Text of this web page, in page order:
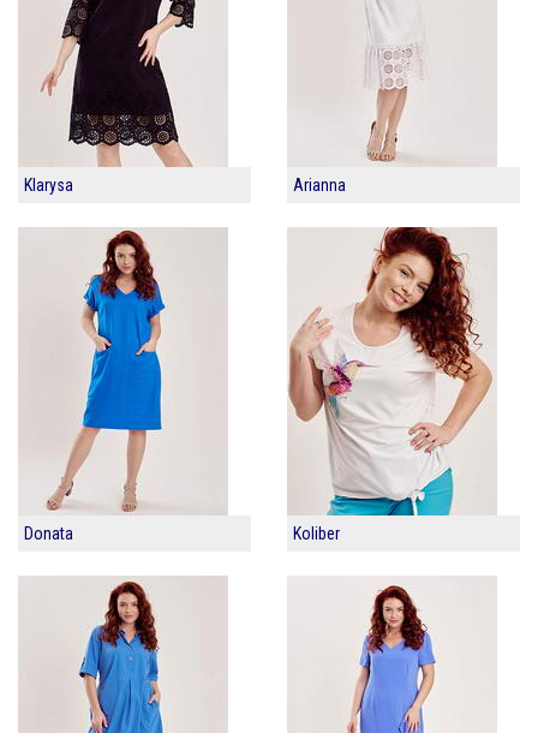
Klarysa Arianna
Donata Koliber